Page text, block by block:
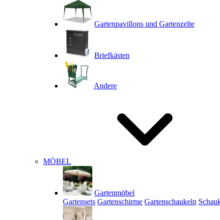
Gartenpavillons und Gartenzelte
Briefkästen
Andere
MÖBEL
Gartenmöbel
Gartensets Gartenschirme Gartenschaukeln